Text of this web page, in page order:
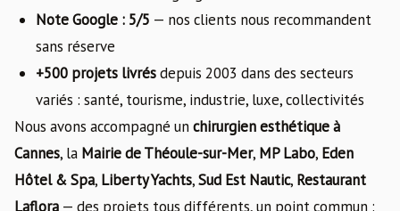
Note Google : 5/5 — nos clients nous recommandent
sans réserve
+500 projets livrésdepuis 2003 dans des secteurs
variés : santé, tourisme, industrie, luxe, collectivités
Nous avons accompagné un chirurgien esthétique à
Cannes, la Mairie de Théoule-sur-Mer, MP Labo, Eden
Hôtel & Spa, Liberty Yachts,Sud Est Nautic, Restaurant
Laflora — des projets tous différents, un point commun :